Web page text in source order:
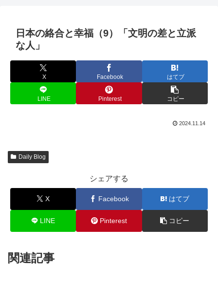
日本の絡合と幸福（9）「文明の差と立派
な人」
X Facebook はてブ
LINE Pinterest コピー
2024.11.14
Daily Blog
シェアする
X Facebook はてブ
LINE Pinterest コピー
関連記事